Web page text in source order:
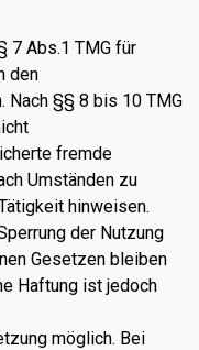
7 Abs.1 TMG für
den
Nach §§ 8 bis 10 TMG
fremde
Umständen zu
hinweisen.
der Nutzung
Gesetzen bleiben
Haftung ist jedoch
möglich. Bei